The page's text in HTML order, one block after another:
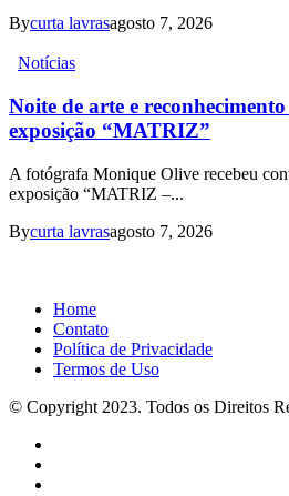
Bycurta lavrasagosto 7, 2026
Notícias
Noite de arte e
exposição “MATRIZ”
A fotógrafa Monique Olive recebeu
exposição “MATRIZ –...
Bycurta lavrasagosto 7, 2026
Home
Contato
Política de Privacidade
Termos de Uso
© Copyright 2023. Todos os Direitos